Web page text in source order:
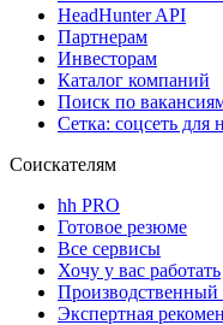
HeadHunter API
Партнерам
Инвесторам
Каталог компаний
Поиск по
Сетка: соцсеть для
Соискателям
hh PRO
Готовое резюме
Все сервисы
Хочу у вас работать
Производственный
Экспертная